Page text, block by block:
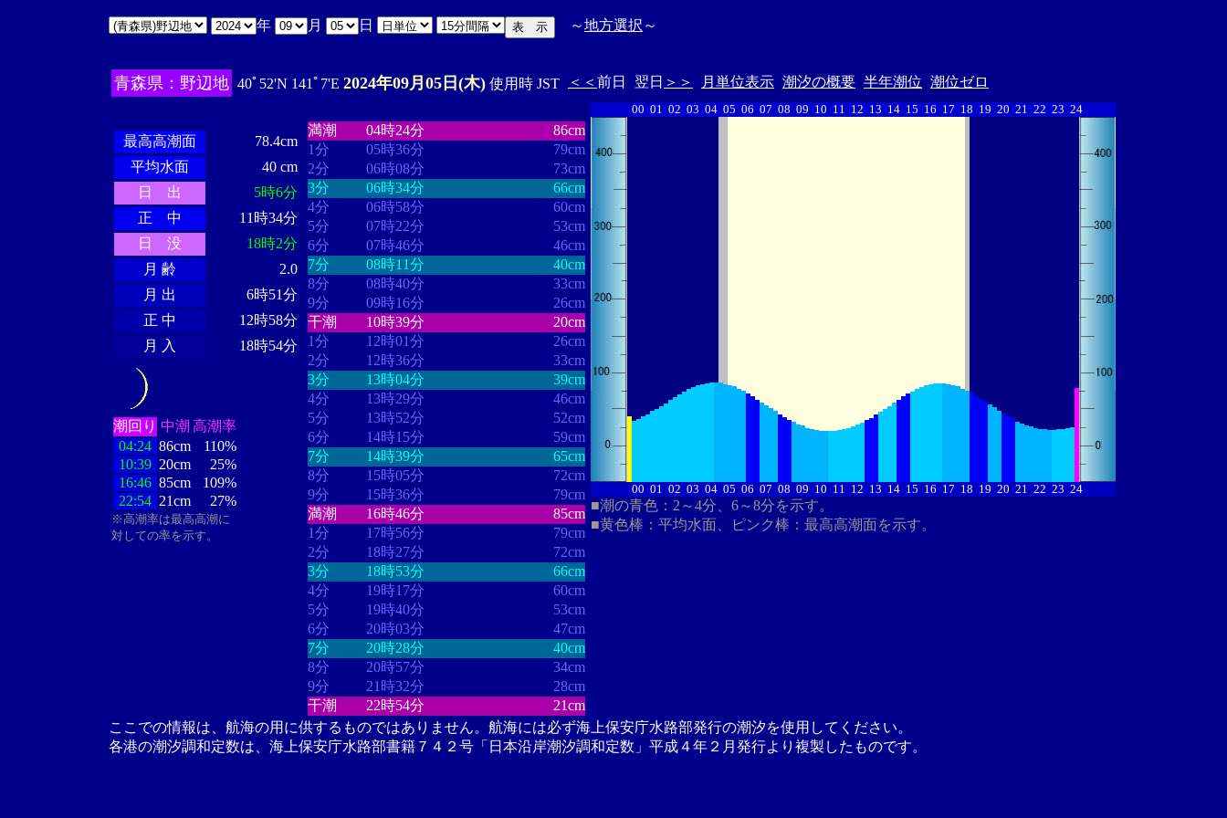
年 月 日 ～地方選択 ～
青森県：野辺地 40ﾟ52'N 141ﾟ7'E 2024年09月05日(木) 使用時 JST ＜＜ 前日 翌日 ＞＞ 月単位表示 潮汐の概要 半年潮位 潮位ゼロ
最高高潮面
78.4cm
平均水面
40 cm
日 出
5時6分
正 中
11時34分
日 没
18時2分
月 齢
2.0
月 出
6時51分
正 中
12時58分
月 入
18時54分
潮回り 中潮 高潮率
04:24 86cm
110%
10:39 20cm
25%
16:46 85cm
109%
22:54 21cm 27%
※高潮率は最高高潮に
対しての率を示す。
満潮
04時24分
86cm
1分
05時36分
79cm
2分
06時08分
73cm
3分
06時34分
66cm
4分
06時58分
60cm
5分
07時22分
53cm
6分
07時46分
46cm
7分
08時11分
40cm
8分
08時40分
33cm
9分
09時16分
26cm
干潮
10時39分
20cm
1分
12時01分
26cm
2分
12時36分
33cm
3分
13時04分
39cm
4分
13時29分
46cm
5分
13時52分
52cm
6分
14時15分
59cm
7分
14時39分
65cm
8分
15時05分
72cm
9分
15時36分
79cm
満潮
16時46分
85cm
1分
17時56分
79cm
2分
18時27分
72cm
3分
18時53分
66cm
4分
19時17分
60cm
5分
19時40分
53cm
6分
20時03分
47cm
7分
20時28分
40cm
8分
20時57分
34cm
9分
21時32分
28cm
干潮
22時54分 21cm
00 01 02 03 04 05 06 07 08 09 10 11 12 13 14 15 16 17 18 19 20 21 22 23 24
00 01 02 03 04 05 06 07 08 09 10 11 12 13 14 15 16 17 18 19 20 21 22 23 24
■潮の青色：2～4分、6～8分を示す。
■黄色棒：平均水面、ピンク棒：最高高潮面を示す。
ここでの情報は、航海の用に供するものではありません。航海には必ず海上保安庁水路部発行の潮汐を使用してください。
各港の潮汐調和定数は、海上保安庁水路部書籍７４２号「日本沿岸潮汐調和定数」平成４年２月発行より複製したものです。